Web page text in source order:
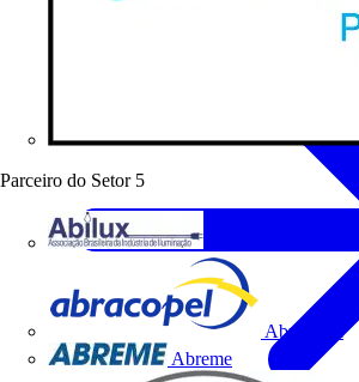
Parceiro do Setor 5
Abracopel
Abreme